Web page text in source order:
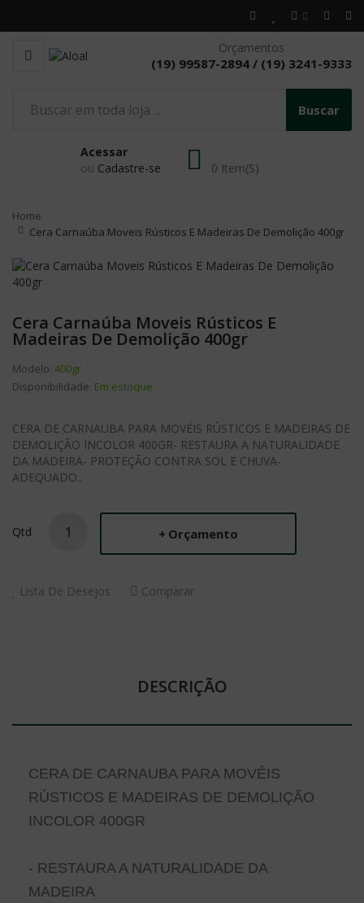
Orçamentos
(19) 99587-2894 / (19) 3241-9333
Buscar
Acessar
ou Cadastre-se 0 Item(s)
Home
Cera Carnaúba Moveis Rústicos E Madeiras De Demolição 400gr
Cera Carnaúba Moveis Rústicos E
Madeiras De Demolição 400gr
Modelo: 400gr
Disponibilidade: Em estoque
CERA DE CARNAUBA PARA MOVÉIS RÚSTICOS E MADEIRAS DE
DEMOLIÇÃO INCOLOR 400GR- RESTAURA A NATURALIDADE
DA MADEIRA- PROTEÇÃO CONTRA SOL E CHUVA-
ADEQUADO..
Qtd Orçamento
Lista De Desejos Comparar
DESCRIÇÃO
CERA DE CARNAUBA PARA MOVÉIS
RÚSTICOS E MADEIRAS DE DEMOLIÇÃO
INCOLOR 400GR
- RESTAURA A NATURALIDADE DA
MADEIRA